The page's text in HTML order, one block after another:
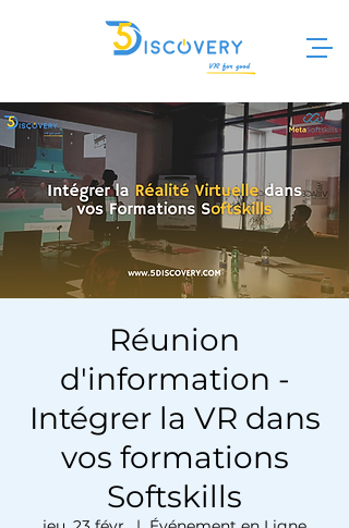
Réunion
d'information -
Intégrer la VR dans
vos formations
Softskills